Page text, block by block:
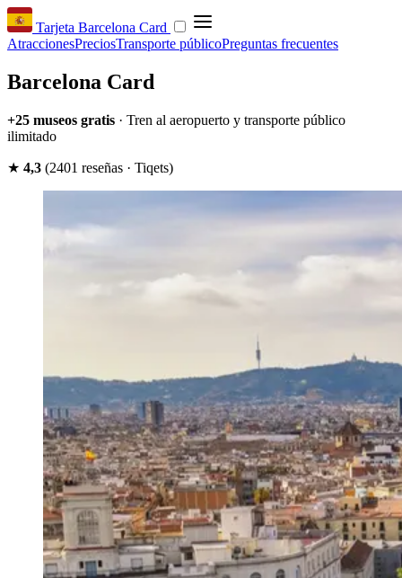
Tarjeta Barcelona Card
AtraccionesPreciosTransporte públicoPreguntas frecuentes
Barcelona Card
+25 museos gratis · Tren al aeropuerto y transporte público
ilimitado
★ 4,3 (2401 reseñas · Tiqets)